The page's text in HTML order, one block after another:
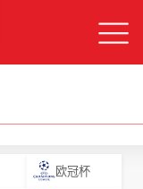
欧冠杯